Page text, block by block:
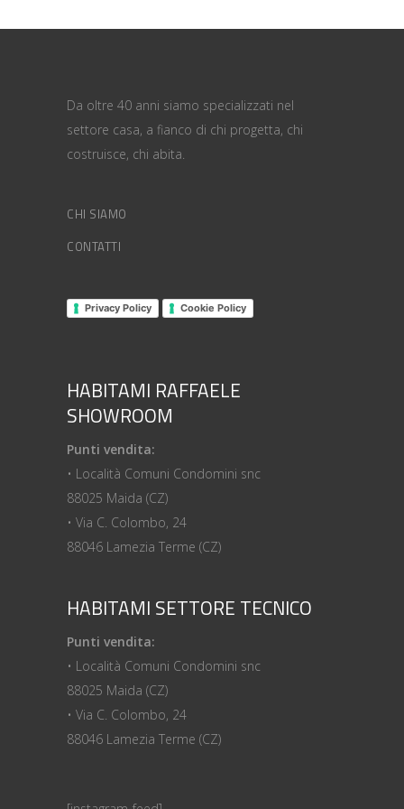
Da oltre 40 anni siamo specializzati nel
settore casa, a fianco di chi progetta, chi
costruisce, chi abita.
CHI SIAMO
CONTATTI
Privacy Policy Cookie Policy
HABITAMI RAFFAELE
SHOWROOM
Punti vendita:
• Località Comuni Condomini snc
88025 Maida (CZ)
• Via C. Colombo, 24
88046 Lamezia Terme (CZ)
HABITAMI SETTORE TECNICO
Punti vendita:
• Località Comuni Condomini snc
88025 Maida (CZ)
• Via C. Colombo, 24
88046 Lamezia Terme (CZ)